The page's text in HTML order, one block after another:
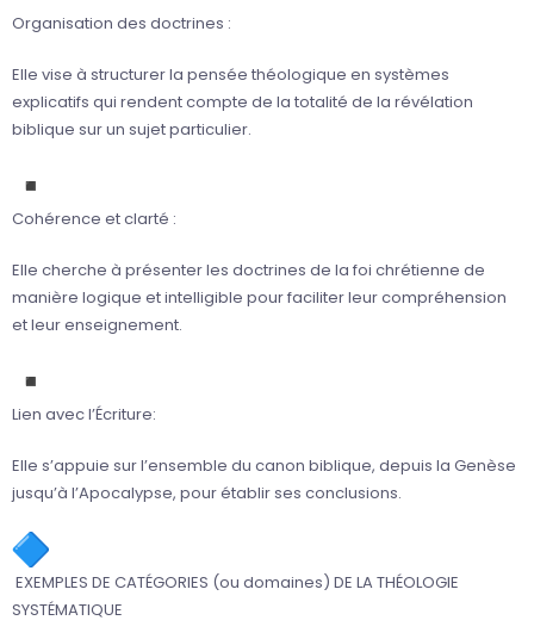
Organisation des doctrines :
Elle vise à structurer la pensée théologique en systèmes
explicatifs qui rendent compte de la totalité de la révélation
biblique sur un sujet particulier.
Cohérence et clarté :
Elle cherche à présenter les doctrines de la foi chrétienne de
manière logique et intelligible pour faciliter leur compréhension
et leur enseignement.
Lien avec l’Écriture:
Elle s’appuie sur l’ensemble du canon biblique, depuis la Genèse
jusqu’à l’Apocalypse, pour établir ses conclusions.
EXEMPLES DE CATÉGORIES (ou domaines) DE LA THÉOLOGIE
SYSTÉMATIQUE